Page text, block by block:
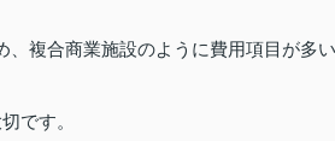
複合商業施設のように費用項目が多い
です。